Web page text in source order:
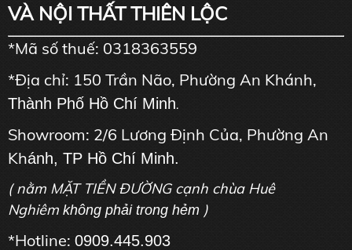
VÀ NỘI THẤT THIÊN LỘC
*Mã số thuế: 0318363559
*Địa chỉ: 150 Trần Não, Phường An Khánh,
Thành Phố Hồ Chí Minh.
Showroom: 2/6 Lương Định Của, Phường An
Khánh, TP Hồ Chí Minh.
( nằm MẶT TIỀN ĐƯỜNG cạnh chùa Huê
Nghiêm không phải trong hẻm )
*Hotline: 0909.445.903